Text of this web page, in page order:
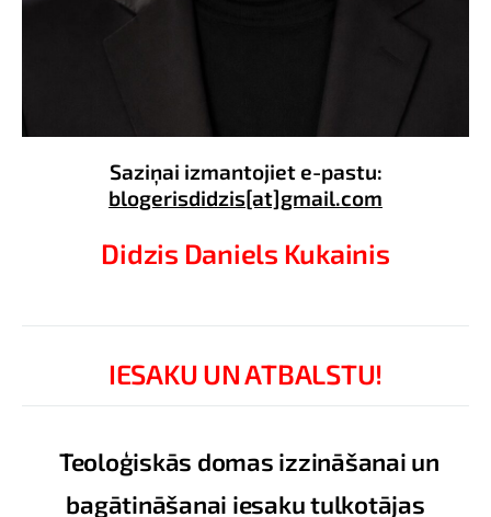
Saziņai izmantojiet e-pastu:
blogerisdidzis[at]gmail.com
Didzis Daniels Kukainis
IESAKU UN ATBALSTU!
Teoloģiskās domas izzināšanai un
bagātināšanai iesaku tulkotājas